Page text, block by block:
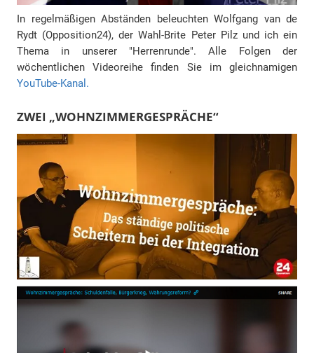
In regelmäßigen Abständen beleuchten Wolfgang van de
Rydt (Opposition24), der Wahl-Brite Peter Pilz und ich ein
Thema in unserer "Herrenrunde". Alle Folgen der
wöchentlichen Videoreihe finden Sie im gleichnamigen
YouTube-Kanal.
ZWEI „WOHNZIMMERGESPRÄCHE“